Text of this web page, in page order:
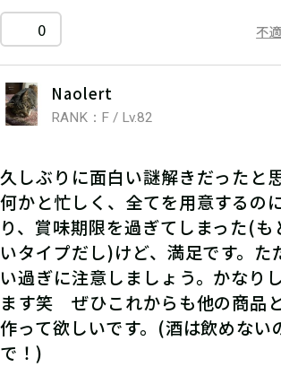
0 不
Naolert
RANK：F / Lv.82
久しぶりに面白い謎解きだったと
何かと忙しく、全てを用意するの
り、賞味期限を過ぎてしまった(
いタイプだし)けど、満足です。た
い過ぎに注意しましょう。かなり
ます笑 ぜひこれからも他の商品
作って欲しいです。(酒は飲めない
で！)